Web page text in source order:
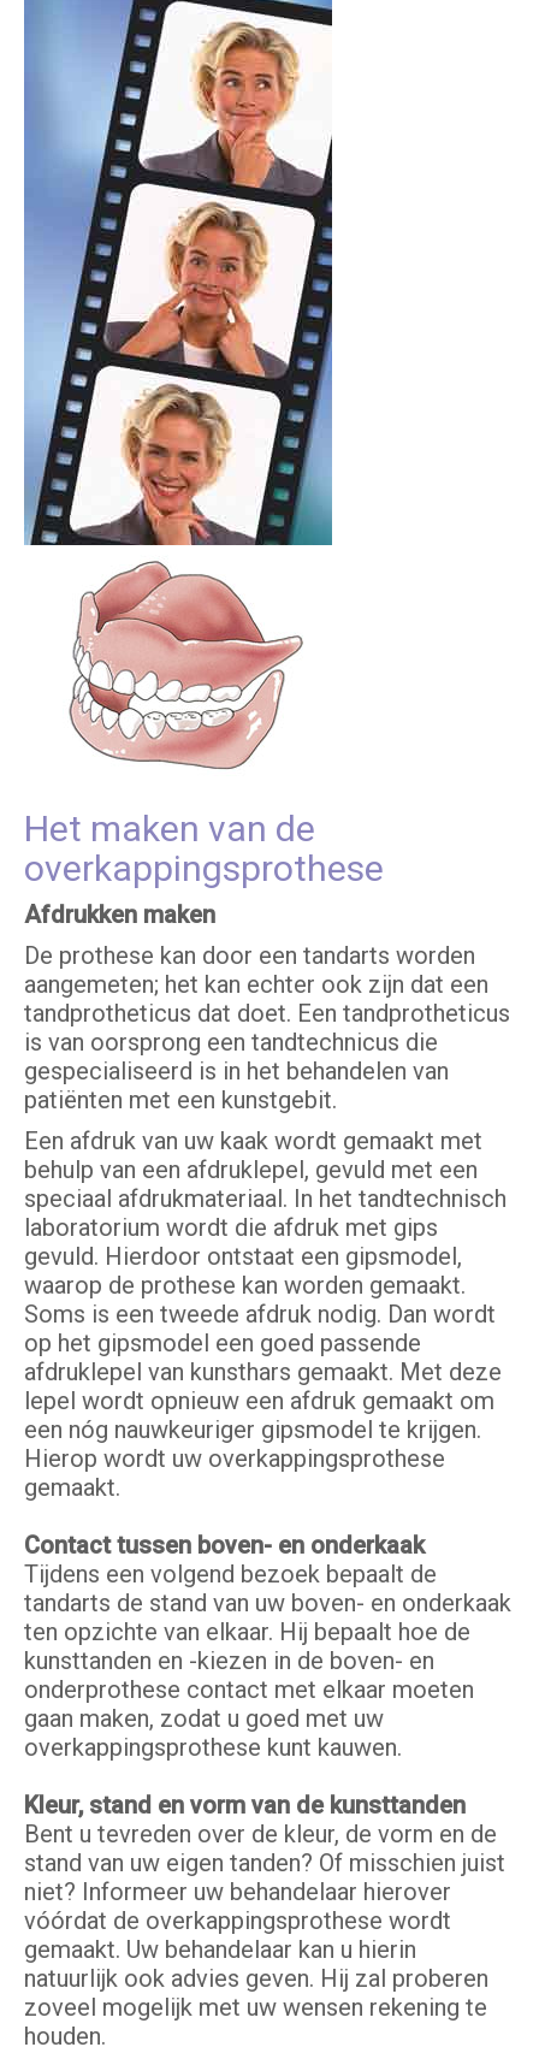
Het maken van de
overkappingsprothese
Afdrukken maken
De prothese kan door een tandarts worden
aangemeten; het kan echter ook zijn dat een
tandprotheticus dat doet. Een tandprotheticus
is van oorsprong een tandtechnicus die
gespecialiseerd is in het behandelen van
patiënten met een kunstgebit.
Een afdruk van uw kaak wordt gemaakt met
behulp van een afdruklepel, gevuld met een
speciaal afdrukmateriaal. In het tandtechnisch
laboratorium wordt die afdruk met gips
gevuld. Hierdoor ontstaat een gipsmodel,
waarop de prothese kan worden gemaakt.
Soms is een tweede afdruk nodig. Dan wordt
op het gipsmodel een goed passende
afdruklepel van kunsthars gemaakt. Met deze
lepel wordt opnieuw een afdruk gemaakt om
een nóg nauwkeuriger gipsmodel te krijgen.
Hierop wordt uw overkappingsprothese
gemaakt.
Contact tussen boven- en onderkaak
Tijdens een volgend bezoek bepaalt de
tandarts de stand van uw boven- en onderkaak
ten opzichte van elkaar. Hij bepaalt hoe de
kunsttanden en -kiezen in de boven- en
onderprothese contact met elkaar moeten
gaan maken, zodat u goed met uw
overkappingsprothese kunt kauwen.
Kleur, stand en vorm van de kunsttanden
Bent u tevreden over de kleur, de vorm en de
stand van uw eigen tanden? Of misschien juist
niet? Informeer uw behandelaar hierover
vóórdat de overkappingsprothese wordt
gemaakt. Uw behandelaar kan u hierin
natuurlijk ook advies geven. Hij zal proberen
zoveel mogelijk met uw wensen rekening te
houden.